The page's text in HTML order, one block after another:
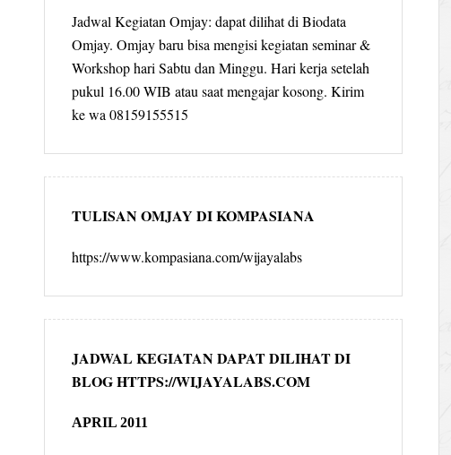
Jadwal Kegiatan Omjay: dapat dilihat di Biodata
Omjay. Omjay baru bisa mengisi kegiatan seminar &
Workshop hari Sabtu dan Minggu. Hari kerja setelah
pukul 16.00 WIB atau saat mengajar kosong. Kirim
ke wa 08159155515
TULISAN OMJAY DI KOMPASIANA
https://www.kompasiana.com/wijayalabs
JADWAL KEGIATAN DAPAT DILIHAT DI
BLOG HTTPS://WIJAYALABS.COM
APRIL 2011